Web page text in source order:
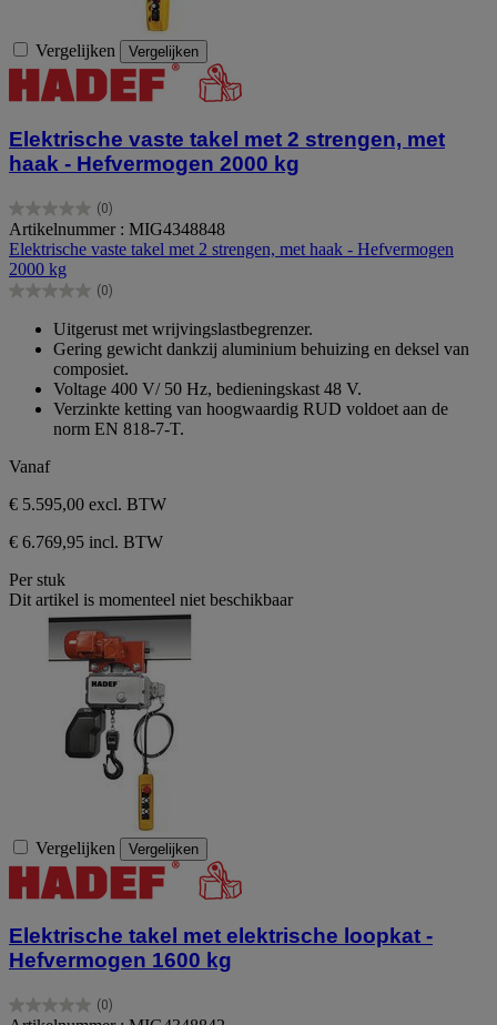
Vergelijken Vergelijken
Elektrische vaste takel met 2 strengen, met
haak - Hefvermogen 2000 kg
(0)
0.0
van
de
5
sterren.
Artikelnummer : MIG4348848
Elektrische vaste takel met 2 strengen, met haak - Hefvermogen
2000 kg
(0)
0.0
sterren.
Uitgerust met wrijvingslastbegrenzer.
Gering gewicht dankzij aluminium behuizing en deksel van
composiet.
Voltage 400 V/ 50 Hz, bedieningskast 48 V.
Verzinkte ketting van hoogwaardig RUD voldoet aan de
norm EN 818-7-T.
Vanaf
€ 5.595,00 excl. BTW
€ 6.769,95 incl. BTW
Per stuk
Dit artikel is momenteel niet beschikbaar
Vergelijken Vergelijken
Elektrische takel met elektrische loopkat -
Hefvermogen 1600 kg
(0)
0.0